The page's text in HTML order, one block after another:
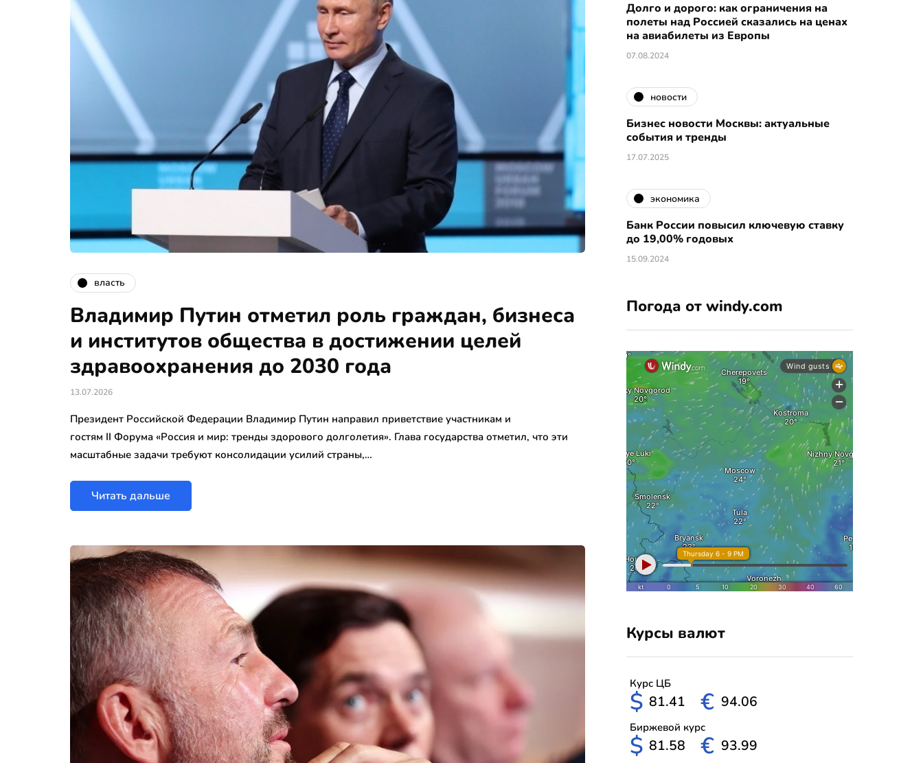
власть
Владимир Путин отметил роль граждан, бизнеса
и институтов общества в достижении целей
здравоохранения до 2030 года
13.07.2026
Президент Российской Федерации Владимир Путин направил приветствие участникам и
гостям II Форума «Россия и мир: тренды здорового долголетия». Глава государства отметил, что эти
масштабные задачи требуют консолидации усилий страны,…
Читать дальше
Долго и дорого: как ограничения на
полеты над Россией сказались на ценах
на авиабилеты из Европы
07.08.2024
новости
Бизнес новости Москвы: актуальные
события и тренды
17.07.2025
экономика
Банк России повысил ключевую ставку
до 19,00% годовых
15.09.2024
Погода от windy.com
Курсы валют
Курс ЦБ
$ 81.41 € 94.06
Биржевой курс
$ 81.58 € 93.99